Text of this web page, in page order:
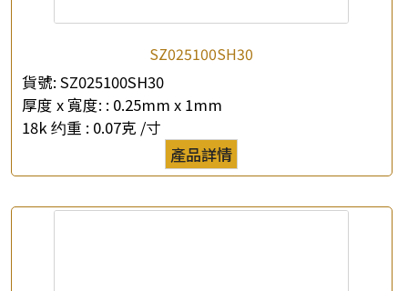
產品查詢
SZ025100SH30
貨號: SZ025100SH30
厚度 x 寬度: : 0.25mm x 1mm
18k 约重 : 0.07克 /寸
產品詳情